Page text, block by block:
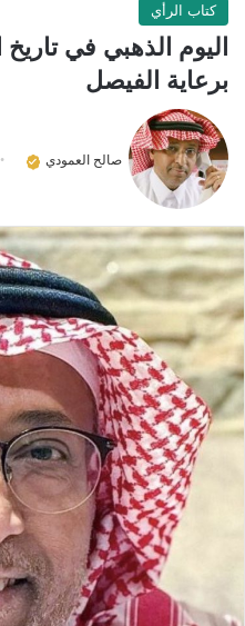
كتاب الرأي
اليوم الذهبي في
برعاية الفيصل
صالح العمودي